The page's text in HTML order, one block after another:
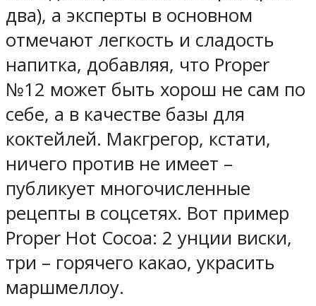
два), а эксперты в основном
отмечают легкость и сладость
напитка, добавляя, что Proper
№12 может быть хорош не сам по
себе, а в качестве базы для
коктейлей. Макгрегор, кстати,
ничего против не имеет –
публикует многочисленные
рецепты в соцсетях. Вот пример
Proper Hot Cocoa: 2 унции виски,
три – горячего какао, украсить
маршмеллоу.